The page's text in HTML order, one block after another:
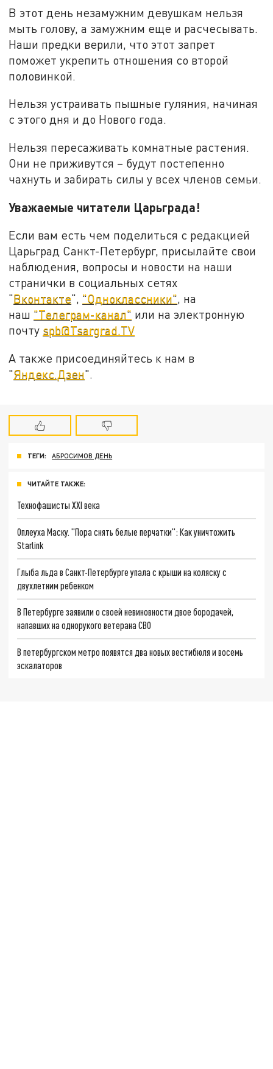
В этот день незамужним девушкам нельзя
мыть голову, а замужним еще и расчесывать.
Наши предки верили, что этот запрет
поможет укрепить отношения со второй
половинкой.
Нельзя устраивать пышные гуляния, начиная
с этого дня и до Нового года.
Нельзя пересаживать комнатные растения.
Они не приживутся – будут постепенно
чахнуть и забирать силы у всех членов семьи.
Уважаемые читатели Царьграда!
Если вам есть чем поделиться с редакцией
Царьград Санкт-Петербург, присылайте свои
наблюдения, вопросы и новости на наши
странички в социальных сетях
"Вконтакте", "Одноклассники", на
наш "Телеграм-канал" или на электронную
почту spb@Tsargrad.TV
А также присоединяйтесь к нам в
"Яндекс.Дзен".
ТЕГИ: АБРОСИМОВ ДЕНЬ
ЧИТАЙТЕ ТАКЖЕ:
Технофашисты XXI века
Оплеуха Маску. "Пора снять белые перчатки": Как уничтожить
Starlink
Глыба льда в Санкт-Петербурге упала с крыши на коляску с
двухлетним ребенком
В Петербурге заявили о своей невиновности двое бородачей,
напавших на однорукого ветерана СВО
В петербургском метро появятся два новых вестибюля и восемь
эскалаторов